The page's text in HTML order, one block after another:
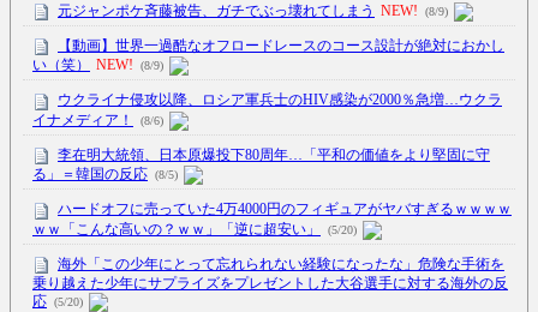
元ジャンポケ斉藤被告、ガチでぶっ壊れてしまう NEW! (8/9)
【動画】世界一過酷なオフロードレースのコース設計が絶対におかし
い（笑）
NEW! (8/9)
ウクライナ侵攻以降、ロシア軍兵士のHIV感染が2000％急増…ウクラ
イナメディア！
(8/6)
李在明大統領、日本原爆投下80周年…「平和の価値をより堅固に守
る」＝韓国の反応 (8/5)
ハードオフに売っていた4万4000円のフィギュアがヤバすぎるｗｗｗｗ
ｗｗ「こんな高いの？ｗｗ」「逆に超安い」
(5/20)
海外「この少年にとって忘れられない経験になったな」危険な手術を
乗り越えた少年にサプライズをプレゼントした大谷選手に対する海外の反
応 (5/20)